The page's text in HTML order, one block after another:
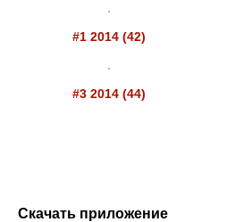
#1 2014 (42)
#3 2014 (44)
Скачать приложение